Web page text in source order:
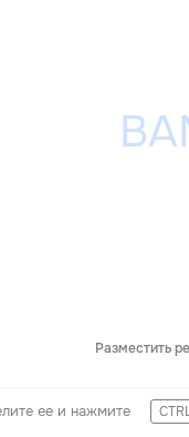
Разместить
ее и нажмите